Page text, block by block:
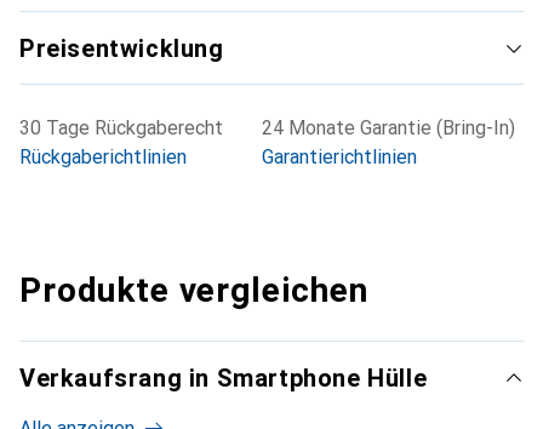
Preisentwicklung
30 Tage Rückgaberecht
Rückgaberichtlinien
24 Monate Garantie (Bring-In)
Garantierichtlinien
Produkte vergleichen
Verkaufsrang in Smartphone Hülle